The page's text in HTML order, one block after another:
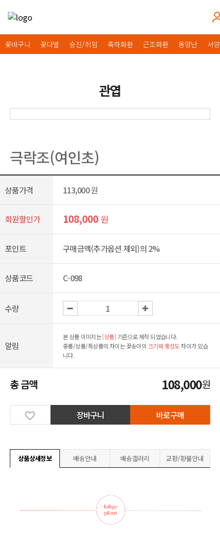
꽃바구니 꽃다발 승진/취임 축하화환 근조화환 동양난 서
관엽
극락조(여인초)
상품가격 113,000원
회원할인가 108,000원
포인트 구매금액(추가옵션 제외)의 2%
상품코드 C-098
수량
알림
본 상품 이미지는[상품] 기준으로 제작 되었습니다.
중품/상품/특상품의 차이는 꽃송이의 크기와 풍성도차이가 있습
니다.
총 금액 108,000원
장바구니 바로구매
상품상세정보 배송안내 배송갤러리 교환/환불안내